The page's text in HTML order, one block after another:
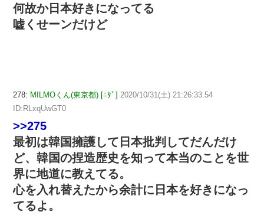
何故か日本好きになってる
嘘くせーンだけど
278: MILMOくん(東京都) [ﾆﾀﾞ] 2020/10/31(土) 21:26:33.54
ID:RLxqUwGT0
>>275
最初は韓国擁護して日本批判してだんだけ
ど、韓国の捏造歴史を知って本当のことを世
界に地道に教えてる。
心を入れ替えたから余計に日本を好きになっ
てるよ。